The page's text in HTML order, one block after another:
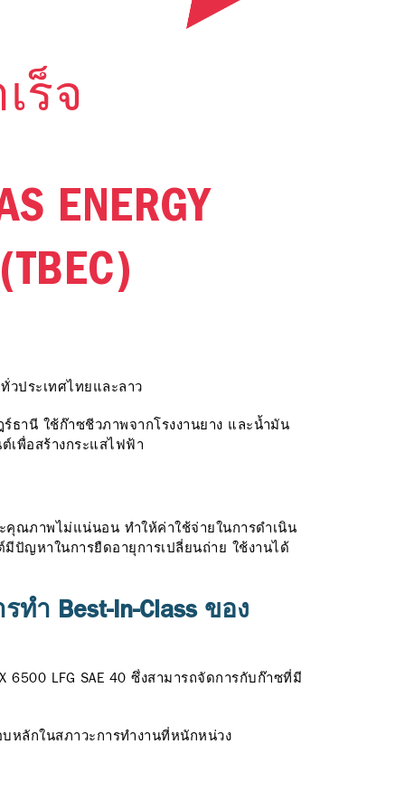
ร็จ
ENERGY
วประเทศไทยและลาว
ธานี ใช้ก๊าซชีวภาพจากโรงงานยาง และน้ำมัน
เพื่อสร้างกระแสไฟฟ้า
ณภาพไม่แน่นอน ทำให้ค่าใช้จ่ายในการดำเนิน
ปัญหาในการยืดอายุการเปลี่ยนถ่าย ใช้งานได้
ทำ Best-In-Class ของ
6500 LFG SAE 40 ซึ่งสามารถจัดการกับก๊าซที่มี
หลักในสภาวะการทำงานที่หนักหน่วง